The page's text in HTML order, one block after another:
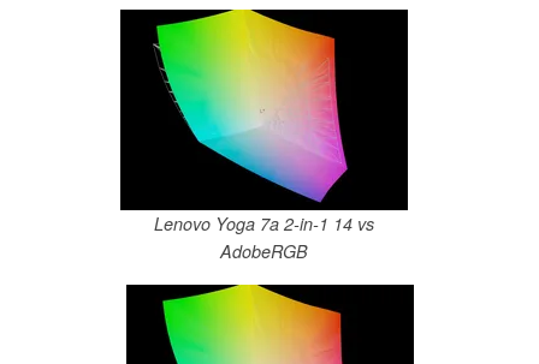
Lenovo Yoga 7a 2-in-1 14 vs
AdobeRGB